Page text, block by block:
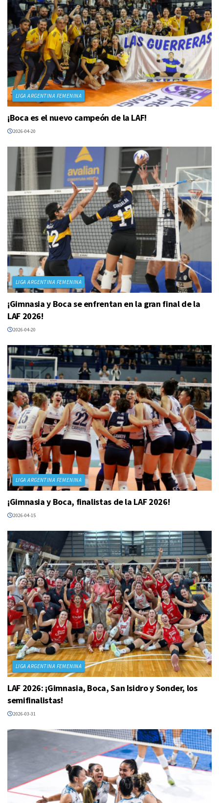
LIGA ARGENTINA FEMENINA
¡Boca es el nuevo campeón de la LAF!
2026-04-20
LIGA ARGENTINA FEMENINA
¡Gimnasia y Boca se enfrentan en la gran final de la
LAF 2026!
2026-04-20
LIGA ARGENTINA FEMENINA
¡Gimnasia y Boca, finalistas de la LAF 2026!
2026-04-15
LIGA ARGENTINA FEMENINA
LAF 2026: ¡Gimnasia, Boca, San Isidro y Sonder, los
semifinalistas!
2026-03-31